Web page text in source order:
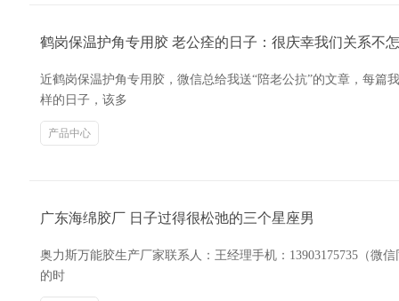
鹤岗保温护角专用胶 老公痊的日子：很庆幸我们关系不
近鹤岗保温护角专用胶，微信总给我送“陪老公抗”的文章，每
样的日子，该多
产品中心
广东海绵胶厂 日子过得很松弛的三个星座男
奥力斯万能胶生产厂家联系人：王经理手机：13903175735（微
的时